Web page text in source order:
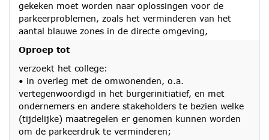
gekeken moet worden naar oplossingen voor de
parkeerproblemen, zoals het verminderen van het
aantal blauwe zones in de directe omgeving,
Oproep tot
verzoekt het college:
• in overleg met de omwonenden, o.a.
vertegenwoordigd in het burgerinitiatief, en met
ondernemers en andere stakeholders te bezien welke
(tijdelijke) maatregelen er genomen kunnen worden
om de parkeerdruk te verminderen;